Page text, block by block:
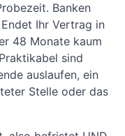
Banken
Ihr Vertrag in
48 Monate kaum
sind
auslaufen, ein
Stelle oder das